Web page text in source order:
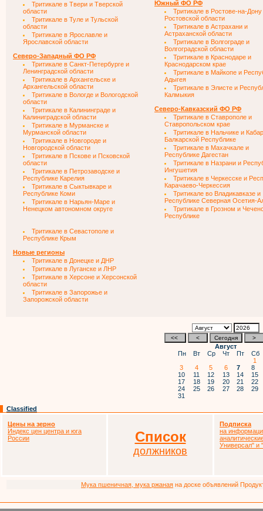
Тритикале в Твери и Тверской
области
Тритикале в Туле и Тульской
области
Тритикале в Ярославле и
Ярославской области
Северо-Западный ФО РФ
Тритикале в Санкт-Петербурге и
Ленинградской области
Тритикале в Архангельске и
Архангельской области
Тритикале в Вологде и Вологодской
области
Тритикале в Калининграде и
Калиниградской области
Тритикале в Мурманске и
Мурманской области
Тритикале в Новгороде и
Новгородской области
Тритикале в Пскове и Псковской
области
Тритикале в Петрозаводске и
Республике Карелия
Тритикале в Сыктывкаре и
Республике Коми
Тритикале в Нарьян-Маре и
Ненецком автономном округе
Тритикале в Севастополе и
Республике Крым
Новые регионы
Тритикале в Донецке и ДНР
Тритикале в Луганске и ЛНР
Тритикале в Херсоне и Херсонской
области
Тритикале в Запорожье и
Запорожской области
Южный ФО РФ
Тритикале в Ростове-на-Дону
Ростовской области
Тритикале в Астрахани и
Астраханской области
Тритикале в Волгограде и
Волгоградской области
Тритикале в Краснодаре и
Краснодарском крае
Тритикале в Майкопе и
Адыгея
Тритикале в Элисте и
Калмыкия
Северо-Кавказский ФО РФ
Тритикале в Ставрополе и
Ставропольском крае
Тритикале в Нальчике и
Балкарской Республике
Тритикале в Махачкале и
Республике Дагестан
Тритикале в Назрани и
Ингушетия
Тритикале в Черкесске и
Карачаево-Черкессия
Тритикале во Владикавказе и
Республике Северная Осетия-
Тритикале в Грозном и
Республике
Август
Пн
Вт Ср Чт Пт Сб
1
3
4 5 6 7 8
10
11 12 13 14 15
17
18 19 20 21 22
24
25 26 27 28 29
31
Classified
Цены на зерно
Индекс цен центра и юга
России
Список
должников
Подписка
на
Универсал" и
Мука пшеничная, мука ржаная на доске объявлений